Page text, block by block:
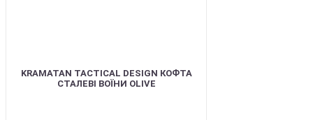
KRAMATAN TACTICAL DESIGN КОФТА
СТАЛЕВІ ВОЇНИ OLIVE